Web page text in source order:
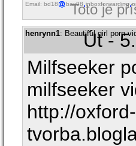
Email: bd18 bax98 inboxforwarding
Toto je
henrynn1: Beautiful girl porn
Út -
Milfseeker
milfseeker
http://oxford-